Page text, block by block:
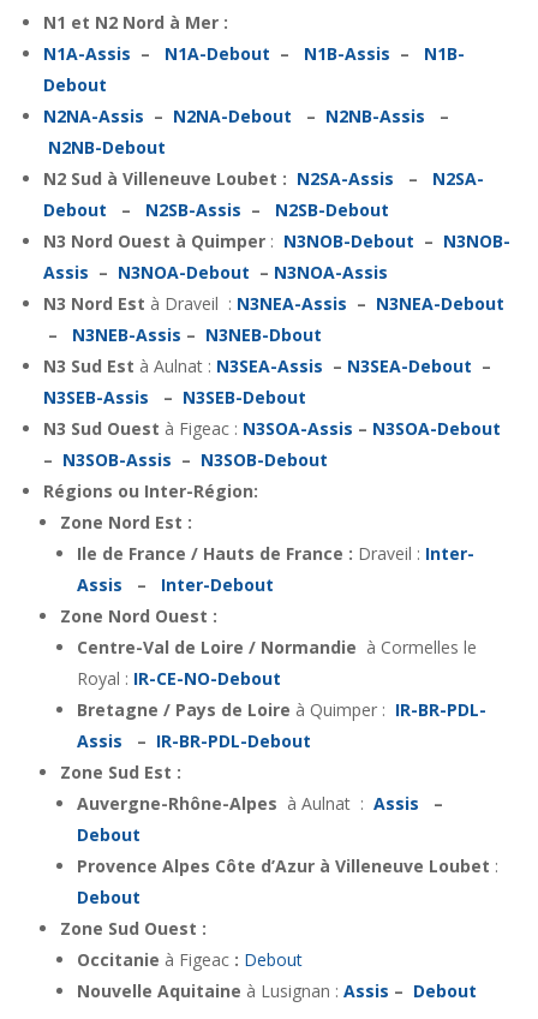
N1 et N2 Nord à Mer :
N1A-Assis – N1A-Debout – N1B-Assis – N1B-
Debout
N2NA-Assis – N2NA-Debout – N2NB-Assis –
N2NB-Debout
N2 Sud à Villeneuve Loubet : N2SA-Assis – N2SA-
Debout – N2SB-Assis – N2SB-Debout
N3 Nord Ouest à Quimper : N3NOB-Debout – N3NOB-
Assis – N3NOA-Debout – N3NOA-Assis
N3 Nord Est à Draveil : N3NEA-Assis – N3NEA-Debout
– N3NEB-Assis – N3NEB-Dbout
N3 Sud Est à Aulnat : N3SEA-Assis – N3SEA-Debout –
N3SEB-Assis – N3SEB-Debout
N3 Sud Ouest à Figeac : N3SOA-Assis – N3SOA-Debout
– N3SOB-Assis – N3SOB-Debout
Régions ou Inter-Région:
Zone Nord Est :
Ile de France / Hauts de France : Draveil : Inter-
Assis – Inter-Debout
Zone Nord Ouest :
Centre-Val de Loire / Normandie à Cormelles le
Royal : IR-CE-NO-Debout
Bretagne / Pays de Loire à Quimper : IR-BR-PDL-
Assis – IR-BR-PDL-Debout
Zone Sud Est :
Auvergne-Rhône-Alpes à Aulnat : Assis –
Debout
Provence Alpes Côte d’Azur à Villeneuve Loubet :
Debout
Zone Sud Ouest :
Occitanie à Figeac : Debout
Nouvelle Aquitaine à Lusignan : Assis – Debout